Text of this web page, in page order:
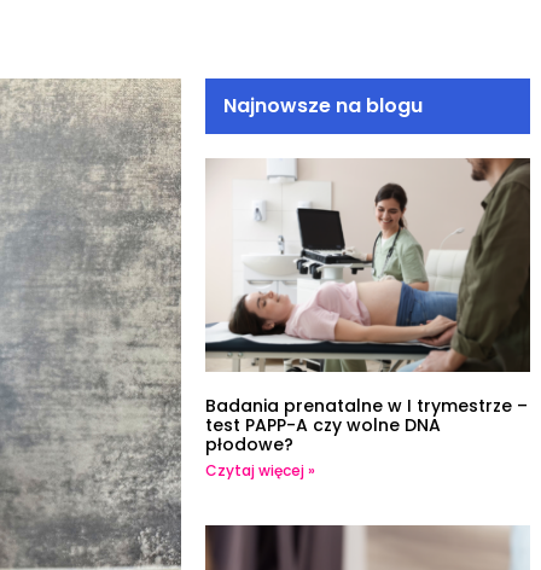
Najnowsze na blogu
Badania prenatalne w I trymestrze –
test PAPP-A czy wolne DNA
płodowe?
Czytaj więcej »